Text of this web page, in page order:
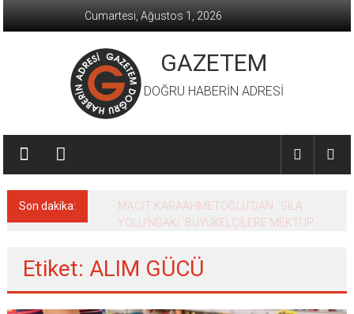
Cumartesi, Ağustos 1, 2026
GAZETEM
DOĞRU HABERİN ADRESİ
Son dakika:
MACİT KARAAHMETOĞLU’DAN ‘SILA
YOLU’NDAKİ ’BÜYÜKELÇİLERE MEKTUP
Etiket: ALIM GÜCÜ